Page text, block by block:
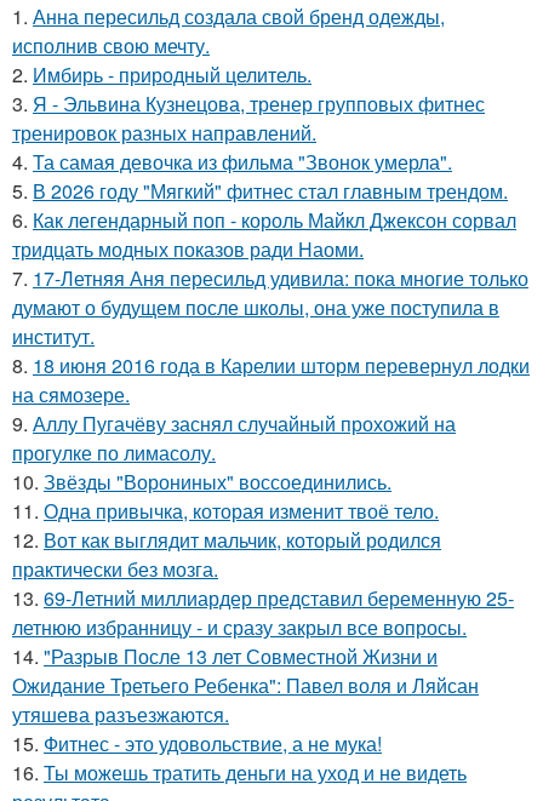
1. Анна пересильд создала свой бренд одежды,
исполнив свою мечту.
2. Имбирь - природный целитель.
3. Я - Эльвина Кузнецова, тренер групповых фитнес
тренировок разных направлений.
4. Та самая девочка из фильма "Звонок умерла".
5. В 2026 году "Мягкий" фитнес стал главным трендом.
6. Как легендарный поп - король Майкл Джексон сорвал
тридцать модных показов ради Наоми.
7. 17-Летняя Аня пересильд удивила: пока многие только
думают о будущем после школы, она уже поступила в
институт.
8. 18 июня 2016 года в Карелии шторм перевернул лодки
на сямозере.
9. Аллу Пугачёву заснял случайный прохожий на
прогулке по лимасолу.
10. Звёзды "Ворониных" воссоединились.
11. Одна привычка, которая изменит твоё тело.
12. Вот как выглядит мальчик, который родился
практически без мозга.
13. 69-Летний миллиардер представил беременную 25-
летнюю избранницу - и сразу закрыл все вопросы.
14. "Разрыв После 13 лет Совместной Жизни и
Ожидание Третьего Ребенка": Павел воля и Ляйсан
утяшева разъезжаются.
15. Фитнес - это удовольствие, а не мука!
16. Ты можешь тратить деньги на уход и не видеть